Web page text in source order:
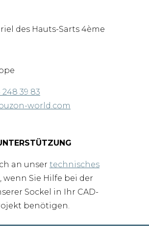
des Hauts-Sarts 4ème
248 39 83
world.com
an unser technisches
, wenn Sie Hilfe bei der
Sockel in Ihr CAD-
benötigen.